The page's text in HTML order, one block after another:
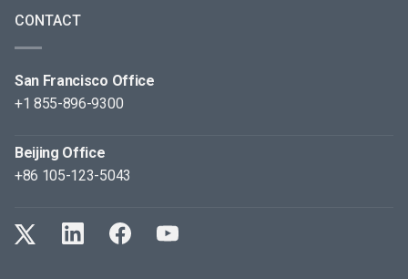
CONTACT
San Francisco Office
+1 855-896-9300
Beijing Office
+86 105-123-5043